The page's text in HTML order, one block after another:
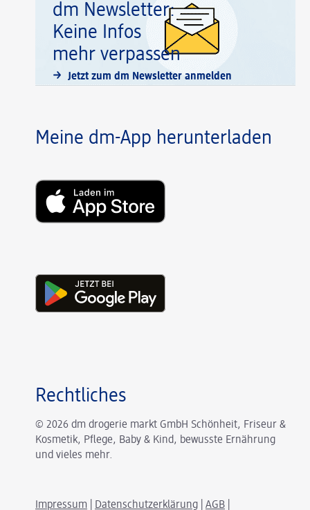
dm Newsletter:
Keine Infos
mehr verpassen
Jetzt zum dm Newsletter anmelden
Meine dm-App herunterladen
Rechtliches
© 2026 dm drogerie markt GmbH Schönheit, Friseur &
Kosmetik, Pflege, Baby & Kind, bewusste Ernährung
und vieles mehr.
Impressum Datenschutzerklärung AGB